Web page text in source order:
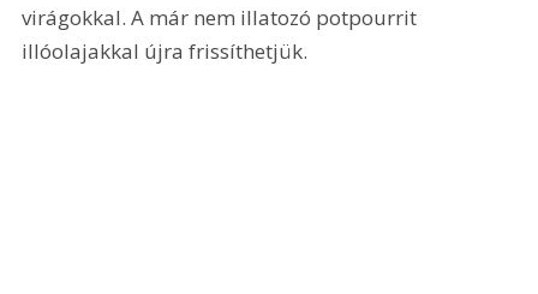
virágokkal. A már nem illatozó potpourrit
illóolajakkal újra frissíthetjük.